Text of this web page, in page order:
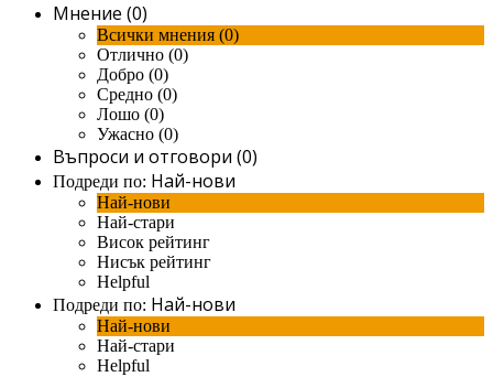
Мнение (0)
Всички мнения (0)
Отлично (0)
Добро (0)
Средно (0)
Лошо (0)
Ужасно (0)
Въпроси и отговори (0)
Подреди по: Най-нови
Най-нови
Най-стари
Висок рейтинг
Нисък рейтинг
Helpful
Подреди по: Най-нови
Най-нови
Най-стари
Helpful